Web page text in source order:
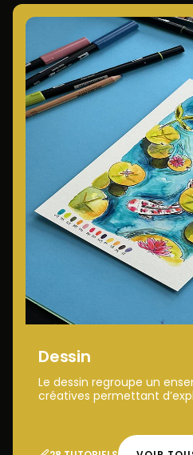
Dessin
Le dessin regroupe un
créatives permettant